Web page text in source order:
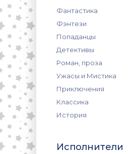
Фантастика
Фэнтези
Попаданцы
Детективы
Роман, проза
Ужасы и Мистика
Приключения
Классика
История
Исполнители